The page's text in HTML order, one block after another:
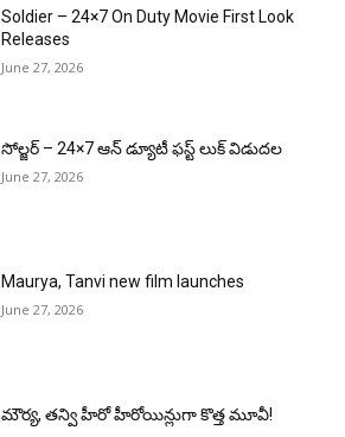
Soldier – 24×7 On Duty Movie First Look
Releases
June 27, 2026
సోల్జర్ – 24×7 ఆన్ డ్యూటీ ఫస్ట్ లుక్ విడుదల
June 27, 2026
Maurya, Tanvi new film launches
June 27, 2026
మౌర్య‌, త‌న్వి హీరో హీరోయిన్లుగా కొత్త మూవీ!